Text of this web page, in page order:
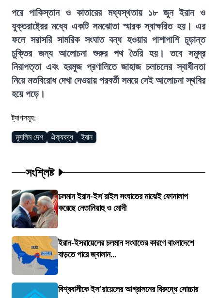
পরে পাকিস্তান ও কাতারের মধ্যস্থতায় ১৮ জুন ইরান ও
যুক্তরাষ্ট্রের মধ্যে একটি সমঝোতা স্মারক স্বাক্ষরিত হয়। এর
ফলে সরাসরি সামরিক সংঘাত বন্ধ হওয়ার পাশাপাশি চূড়ান্ত
চুক্তির জন্য আলোচনা শুরুর পথ তৈরি হয়। তবে সমুদ্র
নিরাপত্তা এবং হরমুজ প্রণালিতে জাহাজ চলাচলের স্বাধীনতা
নিয়ে মতবিরোধ দেখা দেওয়ায় পরবর্তী সময়ে সেই আলোচনা স্থবির
হয়ে পড়ে।
ট্যাগসমূহ:
মুসলিম দেশ ঐক্যবদ্ধ ইরান
সংশ্লিষ্ট
চলমান ইরান-ইস'রাইল সংঘাতের মাঝেই ফোনালাপ
করেছে নেতানিয়াহু ও মোদী
ইরান-ইসরায়েলের চলমান সংঘাতের কারণে বাংলাদেশে
বাড়তে পারে জ্বালান...
বিশ্ববাসীকে ইস'রায়েলের আগ্রাসনের বিরুদ্ধে সোচ্চার